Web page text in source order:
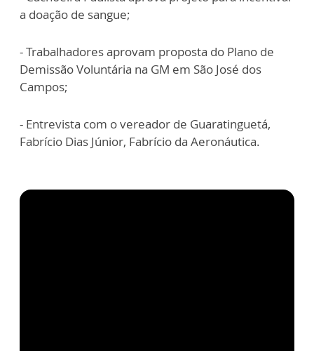
a doação de sangue;
- Trabalhadores aprovam proposta do Plano de
Demissão Voluntária na GM em São José dos
Campos;
- Entrevista com o vereador de Guaratinguetá,
Fabrício Dias Júnior, Fabrício da Aeronáutica.